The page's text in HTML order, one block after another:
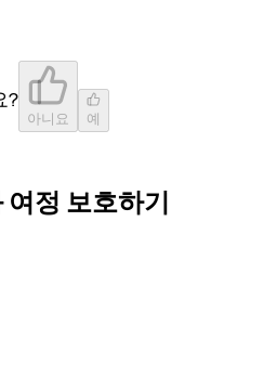
?
아니요 예
정 보호하기